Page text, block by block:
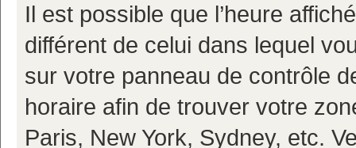
Il est possible que l’heure
différent de celui dans lequel
sur votre panneau de contrôle
horaire afin de trouver votre
Paris, New York, Sydney, etc.